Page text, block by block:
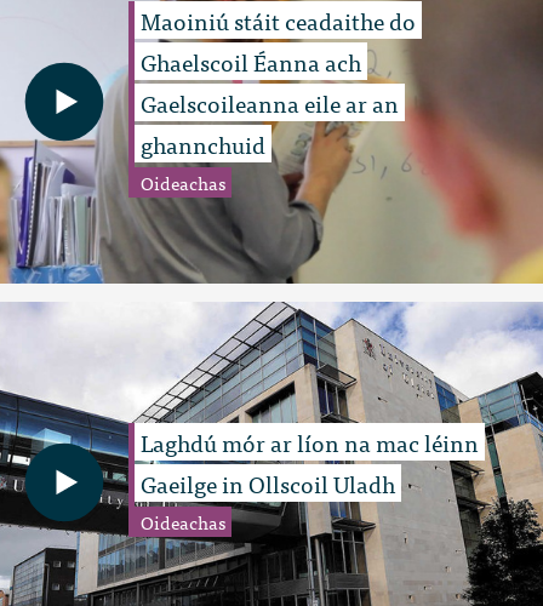
Maoiniú stáit ceadaithe do
Ghaelscoil Éanna ach
Gaelscoileanna eile ar an
ghannchuid
Oideachas
Laghdú mór ar líon na mac léinn
Gaeilge in Ollscoil Uladh
Oideachas